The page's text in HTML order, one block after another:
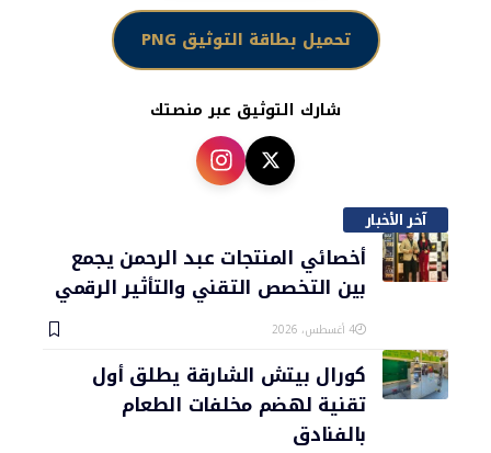
تحميل بطاقة التوثيق PNG
شارك التوثيق عبر منصتك
آخر الأخبار
أخصائي المنتجات عبد الرحمن يجمع
بين التخصص التقني والتأثير الرقمي
4 أغسطس، 2026
كورال بيتش الشارقة يطلق أول
تقنية لهضم مخلفات الطعام
بالفنادق